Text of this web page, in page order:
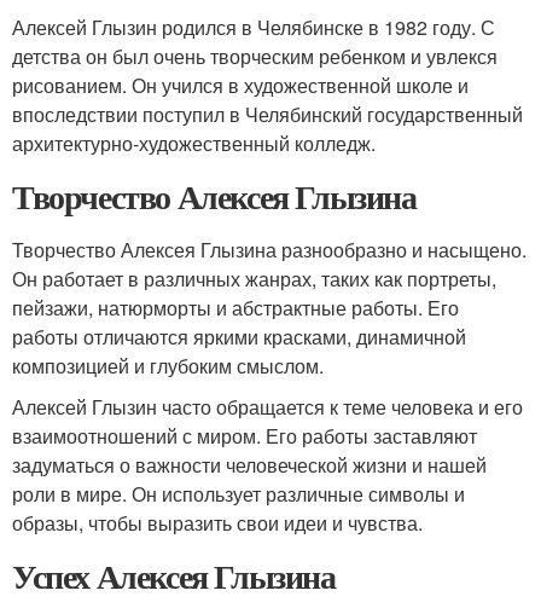
Алексей Глызин родился в Челябинске в 1982 году. С
детства он был очень творческим ребенком и увлекся
рисованием. Он учился в художественной школе и
впоследствии поступил в Челябинский государственный
архитектурно-художественный колледж.
Творчество Алексея Глызина
Творчество Алексея Глызина разнообразно и насыщено.
Он работает в различных жанрах, таких как портреты,
пейзажи, натюрморты и абстрактные работы. Его
работы отличаются яркими красками, динамичной
композицией и глубоким смыслом.
Алексей Глызин часто обращается к теме человека и его
взаимоотношений с миром. Его работы заставляют
задуматься о важности человеческой жизни и нашей
роли в мире. Он использует различные символы и
образы, чтобы выразить свои идеи и чувства.
Успех Алексея Глызина